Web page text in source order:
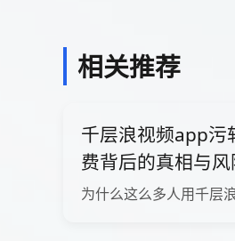
相关推荐
千层浪视频app污
费背后的真相与
为什么这么多人用千层